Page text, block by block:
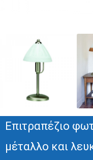
Επιτραπέζιο
μέταλλο και